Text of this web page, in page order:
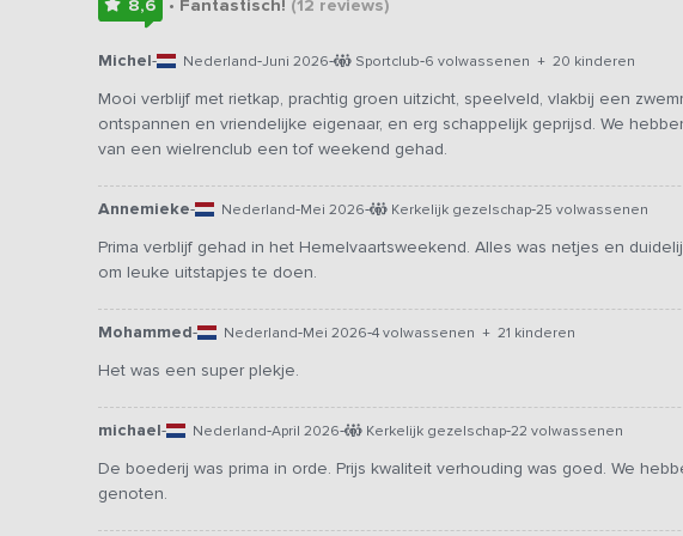
8,6 • Fantastisch! (12 reviews)
Michel- Nederland-Juni 2026- Sportclub-6 volwassenen + 20 kinderen
Mooi verblijf met rietkap, prachtig groen uitzicht, speelveld, vlakbij een
ontspannen en vriendelijke eigenaar, en erg schappelijk geprijsd. We
van een wielrenclub een tof weekend gehad.
Annemieke- Nederland-Mei 2026- Kerkelijk gezelschap-25 volwassenen
Prima verblijf gehad in het Hemelvaartsweekend. Alles was netjes en
om leuke uitstapjes te doen.
Mohammed- Nederland-Mei 2026-4 volwassenen + 21 kinderen
Het was een super plekje.
michael- Nederland-April 2026- Kerkelijk gezelschap-22 volwassenen
De boederij was prima in orde. Prijs kwaliteit verhouding was goed. We
genoten.